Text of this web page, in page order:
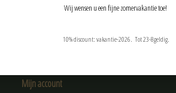
Mijn account
Wij wensen u een fijne zomervakantie toe!
10% discount: vakantie-2026. Tot 23-8geldig.